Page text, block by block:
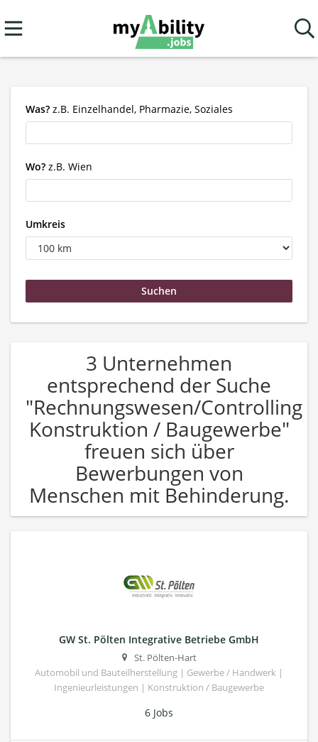
Was? z.B. Einzelhandel, Pharmazie, Soziales
Wo? z.B. Wien
Umkreis
3 Unternehmen
entsprechend der Suche
"Rechnungswesen/Controlling
Konstruktion / Baugewerbe"
freuen sich über
Bewerbungen von
Menschen mit Behinderung.
GW St. Pölten Integrative Betriebe GmbH
St. Pölten-Hart
Automobil und Bauteilherstellung | Gewerbe / Handwerk |
Ingenieurleistungen | Konstruktion / Baugewerbe
6 Jobs